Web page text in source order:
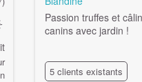
Passion truffes et
canins avec jardin !
5 clients existants